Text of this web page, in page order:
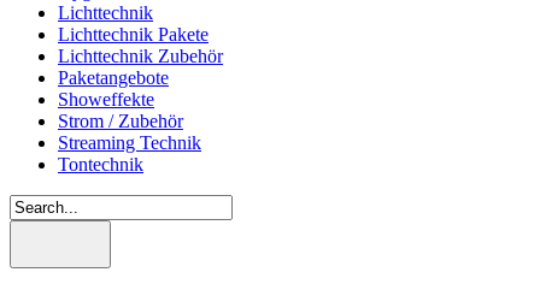
Lichttechnik
Lichttechnik Pakete
Lichttechnik Zubehör
Paketangebote
Showeffekte
Strom / Zubehör
Streaming Technik
Tontechnik